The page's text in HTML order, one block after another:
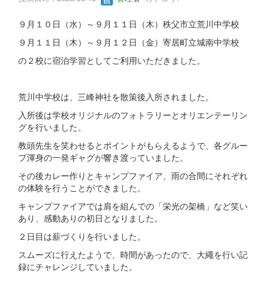
９月１０日（水）～９月１１日（木）秩父市立荒川中学校
９月１１日（木）～９月１２日（金）寄居町立城南中学校
の２校に宿泊学習としてご利用いただきました。
荒川中学校は、三峰神社を散策後入所されました。
入所後は学校オリジナルのフォトラリーとオリエンテーリン
グを行いました。
教頭先生を笑わせるとポイントがもらえるようで、各グルー
プ渾身の一発ギャグが響き渡っていました。
その後カレー作りとキャンプファイア、雨の合間にそれぞれ
の体験を行うことができました。
キャンプファイアでは肩を組んでの「栄光の架橋」など笑い
あり、感動ありの初日となりました。
２日目は薪づくりを行いました。
スムーズに行えたようで、時間があったので、大繩を行い記
録にチャレンジしていました。